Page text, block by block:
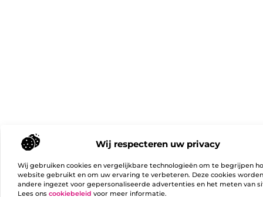
Wij respecteren uw privacy
Wij gebruiken cookies en vergelijkbare technologieën om te begrijpen
website gebruikt en om uw ervaring te verbeteren. Deze cookies
andere ingezet voor gepersonaliseerde advertenties en het meten van
Lees ons cookiebeleid voor meer informatie.